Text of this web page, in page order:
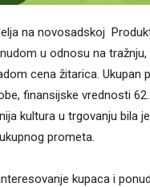
na novosadskoj
u odnosu na tražnju,
cena žitarica. Ukupan
finansijske vrednosti
kultura u trgovanju bila
prometa.
kupaca i